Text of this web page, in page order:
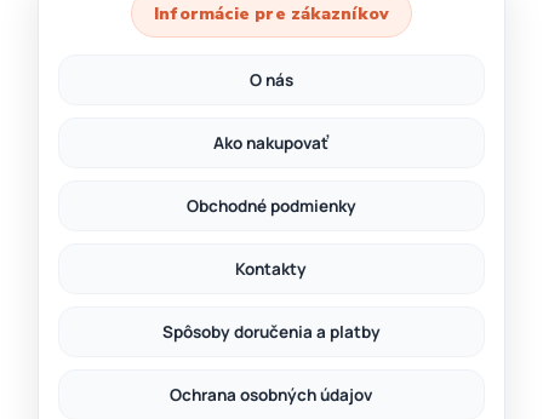
Informácie pre zákazníkov
O nás
Ako nakupovať
Obchodné podmienky
Kontakty
Spôsoby doručenia a platby
Ochrana osobných údajov